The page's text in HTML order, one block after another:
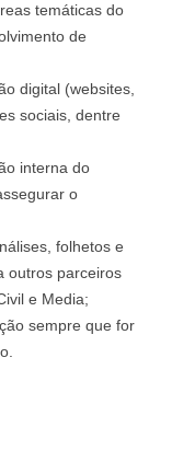
temáticas do
de
digital (websites,
sociais, dentre
interna do
o
folhetos e
outros parceiros
e Media;
sempre que for